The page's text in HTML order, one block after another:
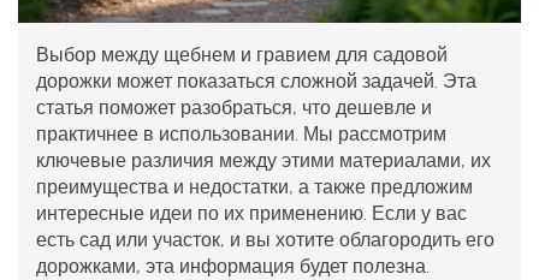
Выбор между щебнем и гравием для садовой
дорожки может показаться сложной задачей. Эта
статья поможет разобраться, что дешевле и
практичнее в использовании. Мы рассмотрим
ключевые различия между этими материалами, их
преимущества и недостатки, а также предложим
интересные идеи по их применению. Если у вас
есть сад или участок, и вы хотите облагородить его
дорожками, эта информация будет полезна.